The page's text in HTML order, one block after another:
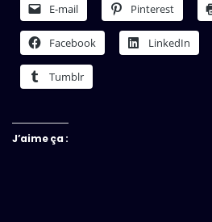
E-mail Pinterest
Facebook LinkedIn
Tumblr
J’aime ça :